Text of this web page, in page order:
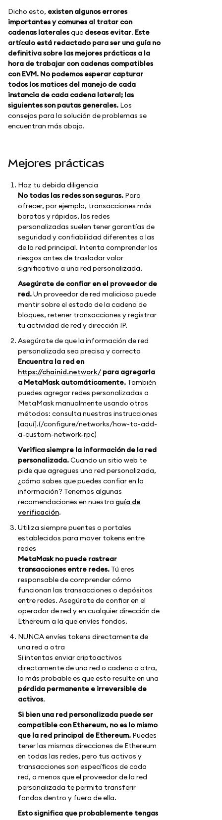
Dicho esto, existen algunos errores
importantes y comunes al tratar con
cadenas lateralesque deseas evitar. Este
artículo está redactado para ser una guía no
definitiva sobre las mejores prácticas a la
hora de trabajar con cadenas compatibles
con EVM. No podemos esperar capturar
todos los matices del manejo de cada
instancia de cada cadena lateral; las
siguientes son pautas generales. Los
consejos para la solución de problemas se
encuentran más abajo.
Mejores prácticas
Haz tu debida diligencia
No todas las redes son seguras. Para
ofrecer, por ejemplo, transacciones más
baratas y rápidas, las redes
personalizadas suelen tener garantías de
seguridad y confiabilidad diferentes a las
de la red principal. Intenta comprender los
riesgos antes de trasladar valor
significativo a una red personalizada.
Asegúrate de confiar en el proveedor de
red.Un proveedor de red malicioso puede
mentir sobre el estado de la cadena de
bloques, retener transacciones y registrar
tu actividad de red y dirección IP.
Asegúrate de que la información de red
personalizada sea precisa y correcta
Encuentra la red en
https://chainid.network/ para agregarla
a MetaMask automáticamente. También
puedes agregar redes personalizadas a
MetaMask manualmente usando otros
métodos: consulta nuestras instrucciones
[aquí].(/configure/networks/how-to-add-
a-custom-network-rpc)
Verifica siempre la información de la red
personalizada.Cuando un sitio web te
pide que agregues una red personalizada,
¿cómo sabes que puedes confiar en la
información? Tenemos algunas
recomendaciones en nuestra guía de
verificación.
Utiliza siempre puentes o portales
establecidos para mover tokens entre
redes
MetaMask no puede rastrear
transacciones entre redes. Tú eres
responsable de comprender cómo
funcionan las transacciones o depósitos
entre redes. Asegúrate de confiar en el
operador de red y en cualquier dirección de
Ethereum a la que envíes fondos.
NUNCA envíes tokens directamente de
una red a otra
Si intentas enviar criptoactivos
directamente de una red o cadena a otra,
lo más probable es que esto resulte en una
pérdida permanente e irreversible de
activos.
Si bien una red personalizada puede ser
compatible con Ethereum, no es lo mismo
que la red principal de Ethereum. Puedes
tener las mismas direcciones de Ethereum
en todas las redes, pero tus activos y
transacciones son específicos de cada
red, a menos que el proveedor de la red
personalizada te permita transferir
fondos dentro y fuera de ella.
Esto significa que probablemente tengas